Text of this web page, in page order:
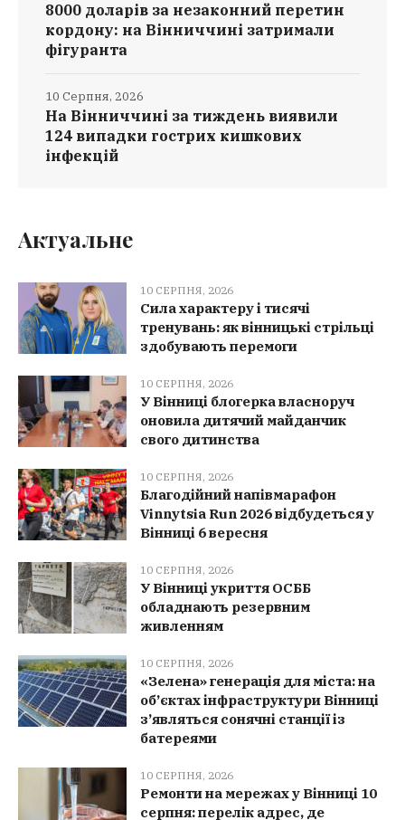
8000 доларів за незаконний перетин
кордону: на Вінниччині затримали
фігуранта
На Вінниччині за тиждень виявили
124 випадки гострих кишкових
інфекцій
10 Серпня, 2026
Актуальне
10 СЕРПНЯ, 2026
Сила характеру і тисячі
тренувань: як вінницькі стрільці
здобувають перемоги
10 СЕРПНЯ, 2026
У Вінниці блогерка власноруч
оновила дитячий майданчик
свого дитинства
10 СЕРПНЯ, 2026
Благодійний напівмарафон
Vinnytsia Run 2026 відбудеться у
Вінниці 6 вересня
10 СЕРПНЯ, 2026
У Вінниці укриття ОСББ
обладнають резервним
живленням
10 СЕРПНЯ, 2026
«Зелена» генерація для міста: на
об’єктах інфраструктури Вінниці
з’являться сонячні станції із
батереями
10 СЕРПНЯ, 2026
Ремонти на мережах у Вінниці 10
серпня: перелік адрес, де